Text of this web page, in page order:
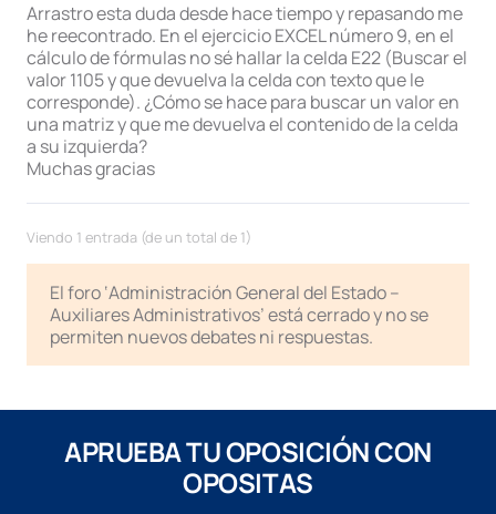
Arrastro esta duda desde hace tiempo y repasando me
he reecontrado. En el ejercicio EXCEL número 9, en el
cálculo de fórmulas no sé hallar la celda E22 (Buscar el
valor 1105 y que devuelva la celda con texto que le
corresponde). ¿Cómo se hace para buscar un valor en
una matriz y que me devuelva el contenido de la celda
a su izquierda?
Muchas gracias
Viendo 1 entrada (de un total de 1)
El foro ‘Administración General del Estado –
Auxiliares Administrativos’ está cerrado y no se
permiten nuevos debates ni respuestas.
APRUEBA TU OPOSICIÓN CON
OPOSITAS